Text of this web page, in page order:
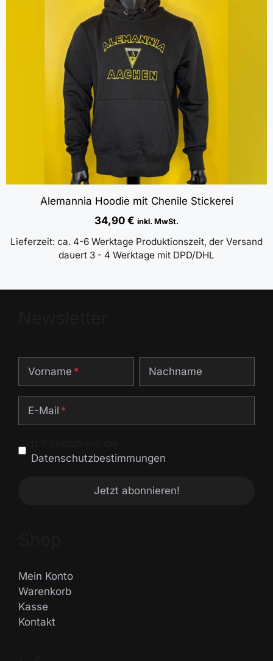
Alemannia Hoodie mit Chenile Stickerei
34,90 € inkl. MwSt.
Lieferzeit: ca. 4-6 Werktage Produktionszeit, der Versand
dauert 3 - 4 Werktage mit DPD/DHL
Vorname Nachname
E-Mail
Datenschutzbestimmungen
Mein Konto
Warenkorb
Kasse
Kontakt